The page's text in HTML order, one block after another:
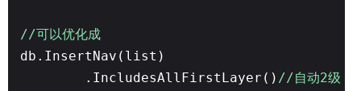
//可以优化成
db.InsertNav(list)
.IncludesAllFirstLayer() //自动2级